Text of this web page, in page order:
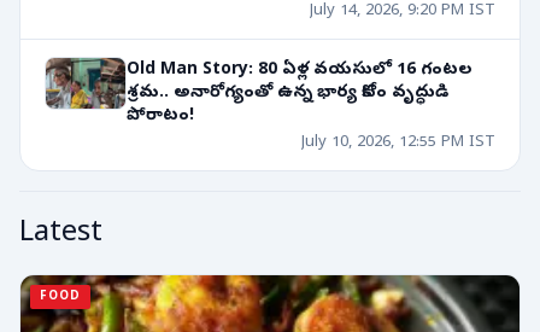
July 14, 2026, 9:20 PM IST
Old Man Story: 80 ఏళ్ల వయసులో 16 గంటల
శ్రమ.. అనారోగ్యంతో ఉన్న భార్య కోసం వృద్ధుడి
పోరాటం!
July 10, 2026, 12:55 PM IST
Latest
FOOD